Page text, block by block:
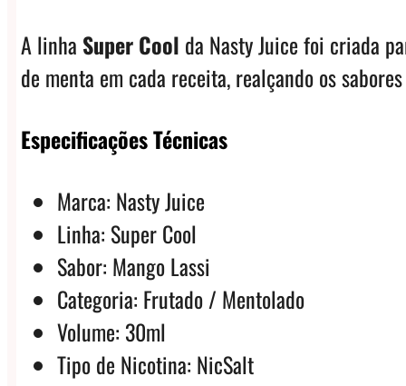
A linha Super Cool da Nasty Juice foi criada
de menta em cada receita, realçando os
Especificações Técnicas
Marca: Nasty Juice
Linha: Super Cool
Sabor: Mango Lassi
Categoria: Frutado / Mentolado
Volume: 30ml
Tipo de Nicotina: NicSalt